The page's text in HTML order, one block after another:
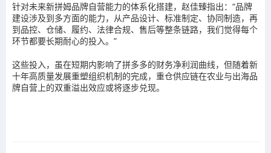
针对未来新拼姆品牌自营能力的体系化搭建，赵佳臻指出：“品牌
建设涉及到多方面的能力，从产品设计、标准制定、协同制造，再
到品控、仓储、履约、法律合规、售后等整条链路，我们觉得每个
环节都要长期耐心的投入。”
这些投入，虽在短期内影响了拼多多的财务净利润曲线，但随着新
十年高质量发展重塑组织机制的完成，重仓供应链在农业与出海品
牌自营上的双重溢出效应或将逐步兑现。